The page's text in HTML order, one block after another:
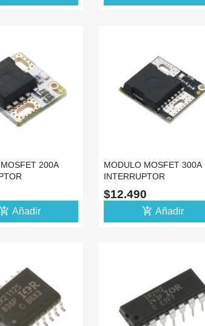
200A
PWM
Añadir
MODULO MOSFET 300A
INTERRUPTOR
TRANSISTOR PWM
POTENCIA
$12.490
add_shopping_cart Añadir